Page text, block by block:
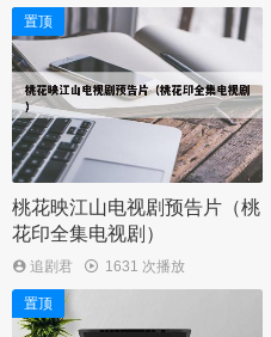
置顶
桃花映江山电视剧预告片（桃
花印全集电视剧）
追剧君 1631 次播放
置顶